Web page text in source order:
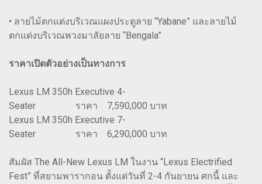
• ลายไม้ตกแต่งบริเวณแผงประตูลาย “Yabane” และลายไม้
ตกแต่งบริเวณพวงมาลัยลาย “Bengala”
ราคาเปิดตัวอย่างเป็นทางการ
Lexus LM 350h Executive 4-
Seater ราคา 7,590,000 บาท
Lexus LM 350h Executive 7-
Seater ราคา 6,290,000 บาท
สัมผัส The All-New Lexus LM ในงาน “Lexus Electrified
Fest” ที่สยามพารากอน ตั้งแต่วันที่ 2-4 กันยายน ศกนี้ และ